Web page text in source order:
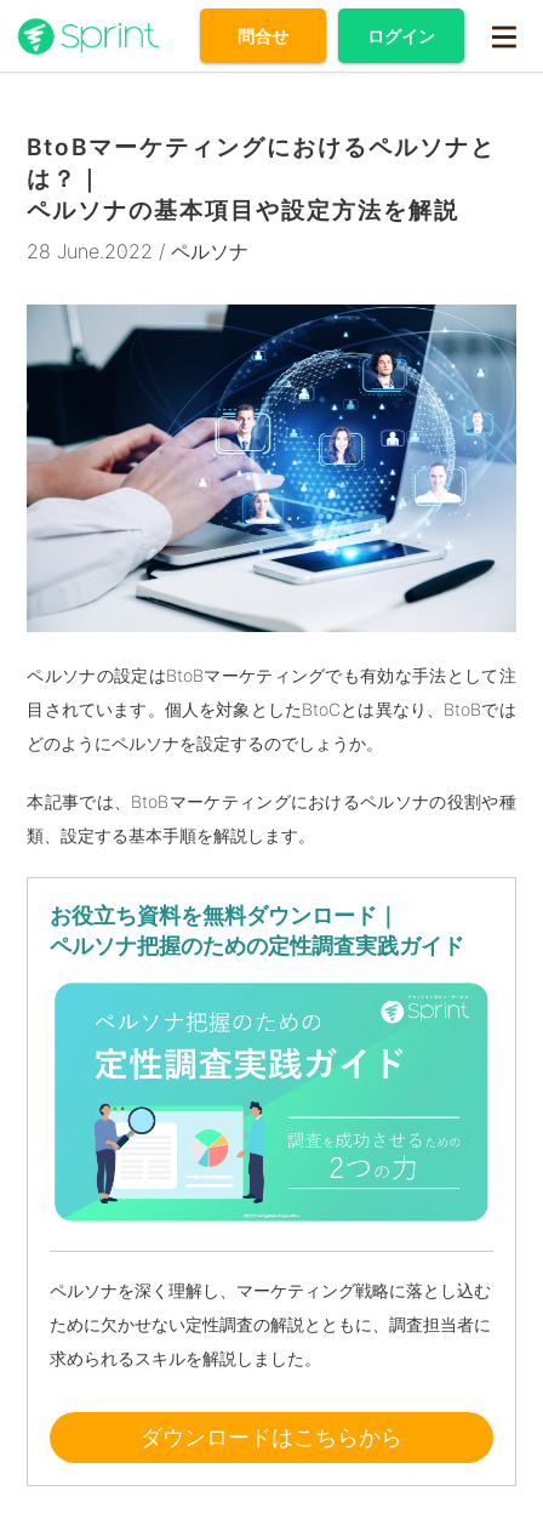
問合せ ログイン
BtoBマーケティングにおけるペルソナと
は？｜
ペルソナの基本項目や設定方法を解説
28 June.2022 / ペルソナ
ペルソナの設定はBtoBマーケティングでも有効な手法として注
目されています。個人を対象としたBtoCとは異なり、BtoBでは
どのようにペルソナを設定するのでしょうか。
本記事では、BtoBマーケティングにおけるペルソナの役割や種
類、設定する基本手順を解説します。
お役立ち資料を無料ダウンロード｜
ペルソナ把握のための定性調査実践ガイド
ペルソナを深く理解し、マーケティング戦略に落とし込む
ために欠かせない定性調査の解説とともに、調査担当者に
求められるスキルを解説しました。
ダウンロードはこちらから